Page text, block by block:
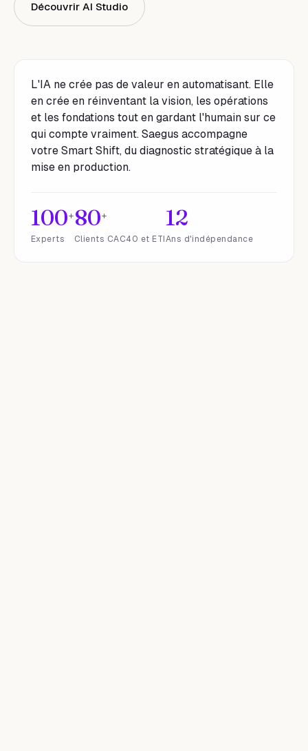
Découvrir AI Studio
L'IA ne crée pas de valeur en automatisant. Elle
en crée en réinventant la vision, les opérations
et les fondations tout en gardant l'humain sur ce
qui compte vraiment. Saegus accompagne
votre Smart Shift, du diagnostic stratégique à la
mise en production.
100+
Experts
80+
Clients CAC40 et ETI
12
Ans d'indépendance